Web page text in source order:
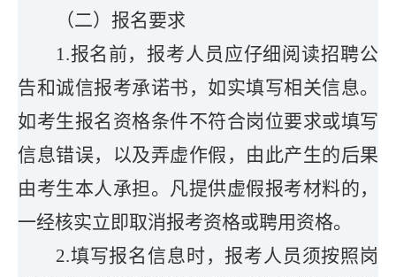
（二）报名要求
1.报名 前，报考人员应仔细阅读招聘公
告和诚信报考承诺书，如实填写相关信息。
如考生报名资格条件不符合岗位要求或填写
信息错误，以及弄虚作假，由此产生的后果
由考生本人承担。凡提供虚假报考材料的，
一经核实立即取消报考资格或聘用资格。
2.填写报名信息时，报考人员须按照岗